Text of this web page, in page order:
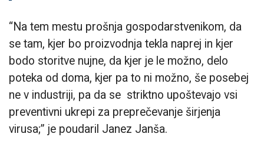
“Na tem mestu prošnja gospodarstvenikom, da
se tam, kjer bo proizvodnja tekla naprej in kjer
bodo storitve nujne, da kjer je le možno, delo
poteka od doma, kjer pa to ni možno, še posebej
ne v industriji, pa da se striktno upoštevajo vsi
preventivni ukrepi za preprečevanje širjenja
virusa;” je poudaril Janez Janša.